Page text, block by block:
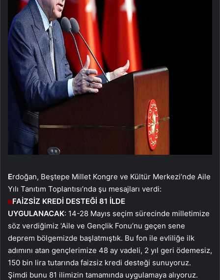
Erdoğan, Beştepe Millet Kongre ve Kültür Merkezi’nde Aile
Yılı Tanıtım Toplantısı’nda şu mesajları verdi:
FAİZSİZ KREDİ DESTEĞİ 81 İLDE
UYGULANACAK: 14-28 Mayıs seçim sürecinde milletimize
söz verdiğimiz ‘Aile ve Gençlik Fonu’nu geçen sene
deprem bölgemizde başlatmıştık. Bu fon ile evliliğe ilk
adımını atan gençlerimize 48 ay vadeli, 2 yıl geri ödemesiz,
150 bin lira tutarında faizsiz kredi desteği sunuyoruz.
Şimdi bunu 81 ilimizin tamamında uygulamaya alıyoruz.